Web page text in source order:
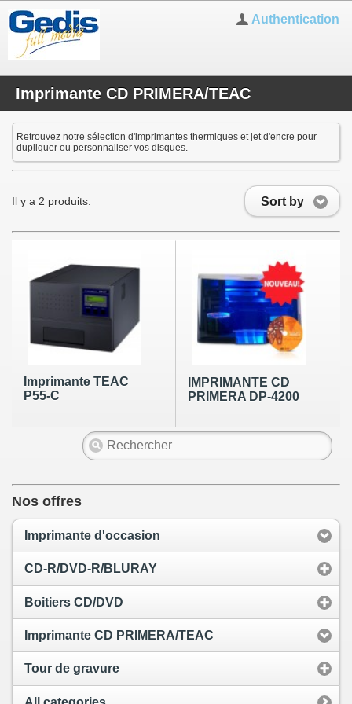
Authentication
Imprimante CD PRIMERA/TEAC
Retrouvez notre sélection d'imprimantes thermiques et jet d'encre pour
dupliquer ou personnaliser vos disques.
Sort by
Il y a 2 produits.
Imprimante TEAC
P55-C
IMPRIMANTE CD
PRIMERA DP-4200
Nos offres
Imprimante d'occasion
CD-R/DVD-R/BLURAY
Boitiers CD/DVD
Imprimante CD PRIMERA/TEAC
Tour de gravure